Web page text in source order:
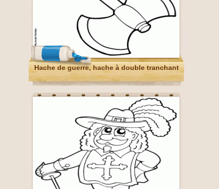
Hache de guerre, hache à double tranchant